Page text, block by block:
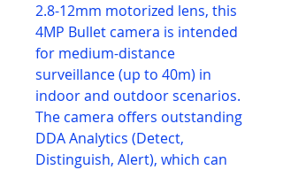
2.8-12mm motorized lens, this
4MP Bullet camera is intended
for medium-distance
surveillance (up to 40m) in
indoor and outdoor scenarios.
The camera offers outstanding
DDA Analytics (Detect,
Distinguish, Alert), which can